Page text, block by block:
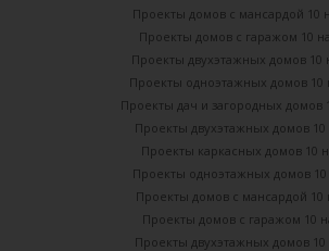
Проекты домов с мансардой 10
Проекты домов с гаражом 10
Проекты двухэтажных домов 10
Проекты одноэтажных домов 10
Проекты дач и загородных домов
Проекты двухэтажных домов 10
Проекты каркасных домов 10
Проекты одноэтажных домов 10
Проекты домов с мансардой 10
Проекты домов с гаражом 10
Проекты двухэтажных домов 10